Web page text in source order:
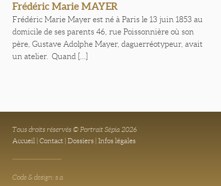
Frédéric Marie MAYER
Frédéric Marie Mayer est né à Paris le 13 juin 1853 au
domicile de ses parents 46, rue Poissonnière où son
père, Gustave Adolphe Mayer, daguerréotypeur, avait
un atelier. Quand [...]
Tous droits réservés © Portrait Sépia 2026
Accueil
Contact Dossiers Infos légales
Code & design: s.a